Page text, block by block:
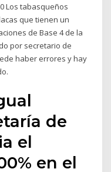
Los tabasqueños
que tienen un
de Base 4 de la
por secretario de
haber errores y hay
de
el
en el